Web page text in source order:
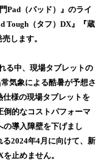
Pad（パッド）』のライ
Tough（タフ）DX』『蔵
します。
る中、現場タブレットの
気象による酷暑が予想さ
様の現場タブレットを
的なコストパフォーマ
導入障壁を下げまし
2024年4月に向けて、新
止めません。